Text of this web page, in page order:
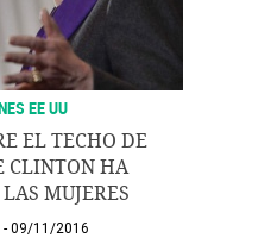
EE UU
EL TECHO DE
CLINTON HA
MUJERES
09/11/2016